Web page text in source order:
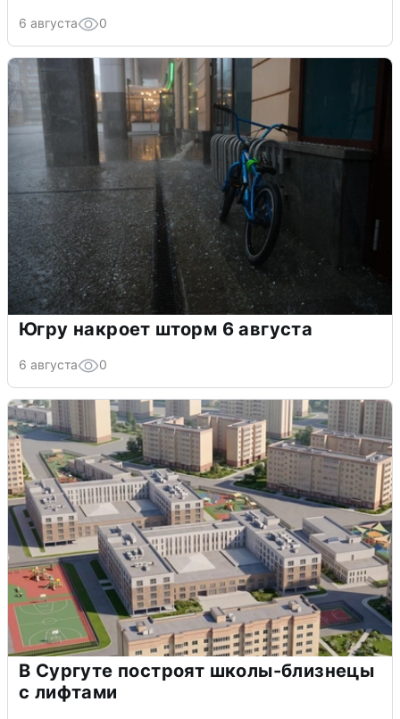
6 августа 0
Югру накроет шторм 6 августа
6 августа 0
В Сургуте построят школы-близнецы
с лифтами